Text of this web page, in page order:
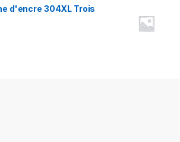
d'encre 304XL Trois